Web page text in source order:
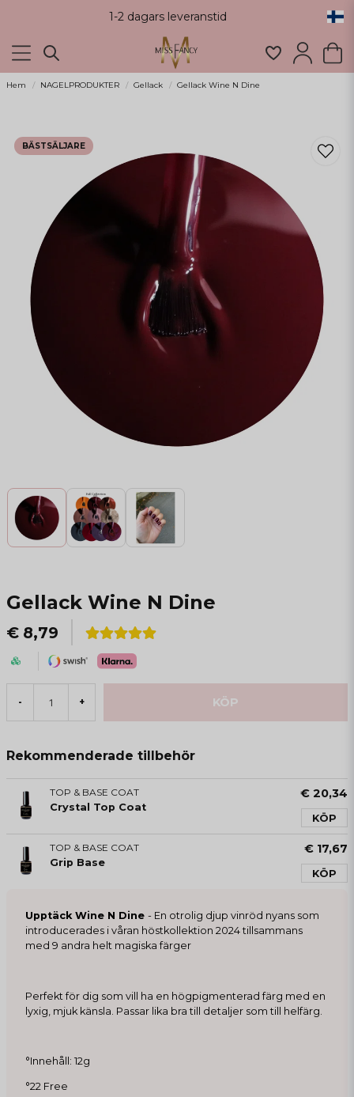
1-2 dagars leveranstid
Hem NAGELPRODUKTER Gellack Gellack Wine N Dine
BÄSTSÄLJARE
Gellack Wine N Dine
€ 8,79
- + KÖP
Rekommenderade tillbehör
TOP & BASE COAT
Crystal Top Coat
€ 20,34
KÖP
TOP & BASE COAT
Grip Base
€ 17,67
KÖP
Upptäck Wine N Dine - En otrolig djup vinröd nyans som
introducerades i våran höstkollektion 2024 tillsammans
med 9 andra helt magiska färger
Perfekt för dig som vill ha en högpigmenterad färg med en
lyxig, mjuk känsla. Passar lika bra till detaljer som till helfärg.
°Innehåll: 12g
°22 Free